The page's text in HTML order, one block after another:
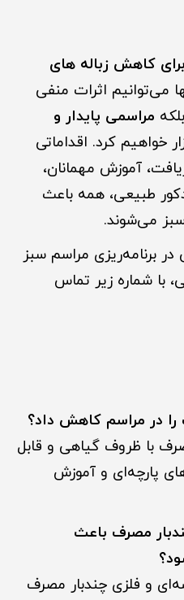
کاهش زباله های
می‌توانیم اثرات منفی
مراسمی پایدار و
خواهیم کرد. اقداماتی
آموزش مهمانان،
طبیعی، همه باعث
می‌شوند.
برنامه‌ریزی مراسم سبز
با شماره زیر تماس
با ظروف گیاهی و قابل
پارچه‌ای و آموزش
مصرف باعث
و فلزی چندبار مصرف